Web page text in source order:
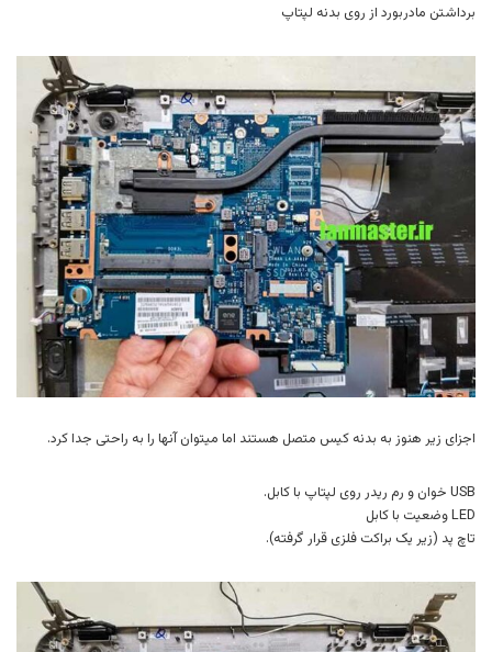
برداشتن مادربورد از روی بدنه لپتاپ
اجزای زیر هنوز به بدنه کیس متصل هستند اما میتوان آنها را به راحتی جدا کرد.
USB خوان و رم ریدر روی لپتاپ با کابل.
LED وضعیت با کابل
تاچ پد (زیر یک براکت فلزی قرار گرفته).